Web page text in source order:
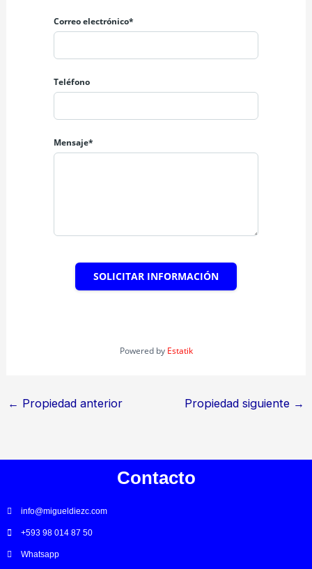
Correo electrónico*
Teléfono
Mensaje*
SOLICITAR INFORMACIÓN
Powered by Estatik
← Propiedad anterior Propiedad siguiente →
Contacto
info@migueldiezc.com
+593 98 014 87 50
Whatsapp